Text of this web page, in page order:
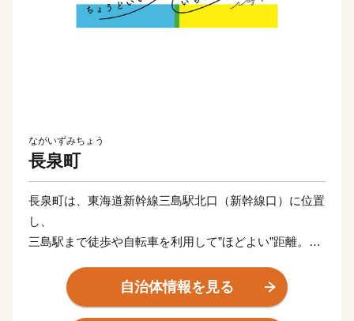
ながいずみちょう
長泉町
長泉町は、東海道新幹線三島駅北口（新幹線口）に位置
し、
三島駅まで徒歩や自転車を利用して”ほどよい”距離。
令和６年４月には「人口戦略会議」において、
自治体情報を見る